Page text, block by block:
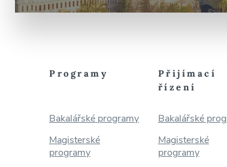
Programy
Bakalářské programy
Magisterské
programy
Přijímací
řízení
Bakalářské
Magisterské
programy